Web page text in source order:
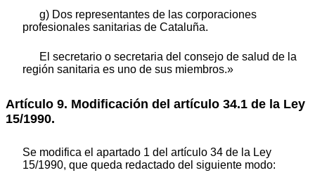
g) Dos representantes de las corporaciones
profesionales sanitarias de Cataluña.
El secretario o secretaria del consejo de salud de la
región sanitaria es uno de sus miembros.»
Artículo 9. Modificación del artículo 34.1 de la Ley
15/1990.
Se modifica el apartado 1 del artículo 34 de la Ley
15/1990, que queda redactado del siguiente modo: